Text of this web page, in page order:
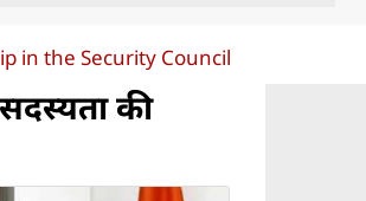
in the Security Council
की